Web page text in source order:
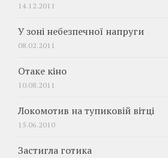
14.12.2011
У зоні небезпечної напруги
08.02.2011
Отаке кіно
10.08.2011
Локомотив на тупиковій вітці
15.06.2010
Застигла готика